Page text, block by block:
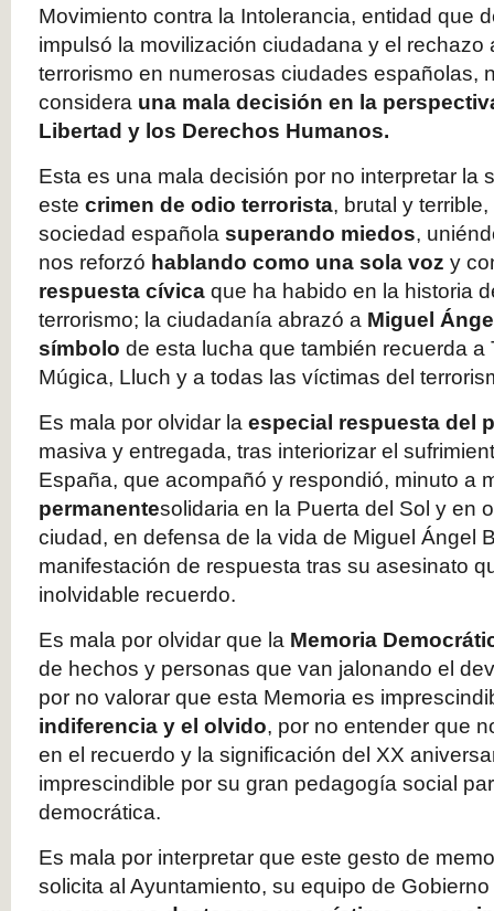
Movimiento contra la Intolerancia, entidad que
impulsó la movilización ciudadana y el rechazo
terrorismo en numerosas ciudades españolas,
considera una mala decisión en la
Libertad y los Derechos Humanos.
Esta es una mala decisión por no interpretar la
este crimen de odio terrorista, brutal y
sociedad española superando miedos,
nos reforzó hablando como una sola voz y
respuesta cívica que ha habido en la historia
terrorismo; la ciudadanía abrazó a Miguel
símbolo de esta lucha que también recuerda a
Múgica, Lluch y a todas las víctimas del
Es mala por olvidar la especial respuesta del
masiva y entregada, tras interiorizar el
España, que acompañó y respondió, minuto a
permanentesolidaria en la Puerta del Sol y en
ciudad, en defensa de la vida de Miguel Ángel
manifestación de respuesta tras su asesinato
inolvidable recuerdo.
Es mala por olvidar que la Memoria
de hechos y personas que van jalonando el
por no valorar que esta Memoria es
indiferencia y el olvido, por no entender que
en el recuerdo y la significación del XX
imprescindible por su gran pedagogía social
democrática.
Es mala por interpretar que este gesto de
solicita al Ayuntamiento, su equipo de